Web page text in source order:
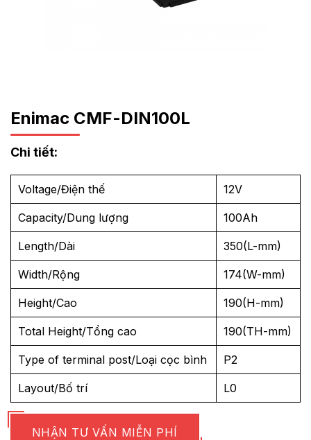
Enimac CMF-DIN100L
Chi tiết:
Voltage/Điện thế 12V
Capacity/Dung lượng 100Ah
Length/Dài 350(L-mm)
Width/Rộng 174(W-mm)
Height/Cao 190(H-mm)
Total Height/Tổng cao 190(TH-mm)
Type of terminal post/Loại cọc bình P2
Layout/Bố trí L0
NHẬN TƯ VẤN MIỄN PHÍ